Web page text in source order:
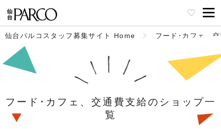
仙台パルコスタッフ募集サイト Home フード･カフェ、
フード･カフェ、交通費支給のショップ一
覧